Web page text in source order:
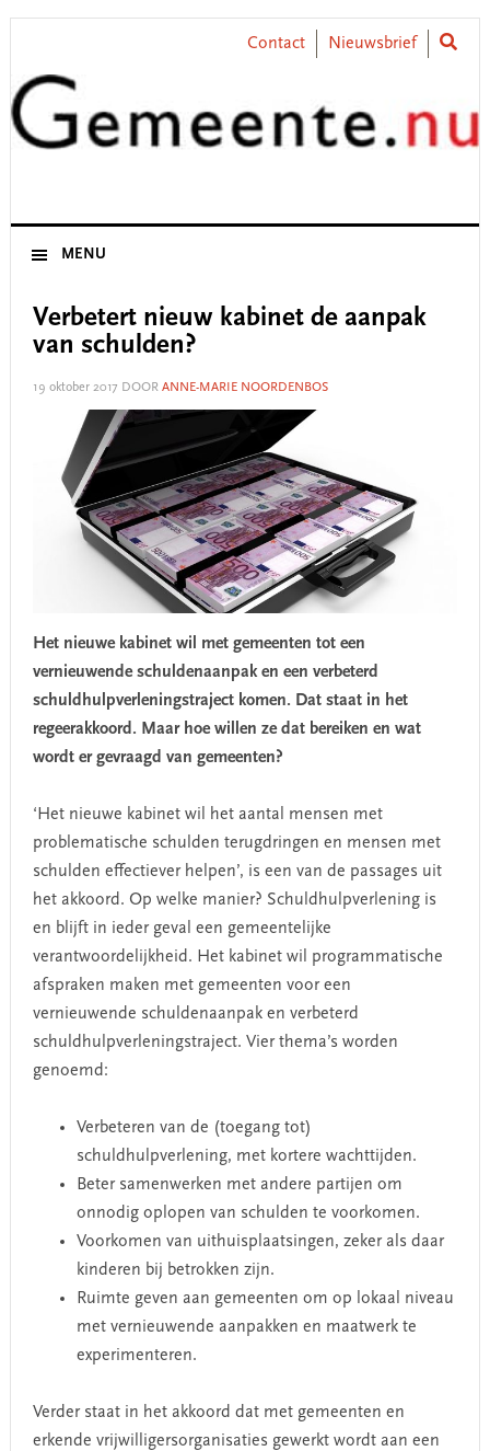
Skip
primary
navigation
Skip
content
Skip
primary
sidebar
Skip
footer
Contact Nieuwsbrief
MENU
Verbetert nieuw kabinet de aanpak
van schulden?
19 oktober 2017 DOOR ANNE-MARIE NOORDENBOS
Het nieuwe kabinet wil met gemeenten tot een
vernieuwende schuldenaanpak en een verbeterd
schuldhulpverleningstraject komen. Dat staat in het
regeerakkoord. Maar hoe willen ze dat bereiken en wat
wordt er gevraagd van gemeenten?
‘Het nieuwe kabinet wil het aantal mensen met
problematische schulden terugdringen en mensen met
schulden effectiever helpen’, is een van de passages uit
het akkoord. Op welke manier? Schuldhulpverlening is
en blijft in ieder geval een gemeentelijke
verantwoordelijkheid. Het kabinet wil programmatische
afspraken maken met gemeenten voor een
vernieuwende schuldenaanpak en verbeterd
schuldhulpverleningstraject. Vier thema’s worden
genoemd:
Verbeteren van de (toegang tot)
schuldhulpverlening, met kortere wachttijden.
Beter samenwerken met andere partijen om
onnodig oplopen van schulden te voorkomen.
Voorkomen van uithuisplaatsingen, zeker als daar
kinderen bij betrokken zijn.
Ruimte geven aan gemeenten om op lokaal niveau
met vernieuwende aanpakken en maatwerk te
experimenteren.
Verder staat in het akkoord dat met gemeenten en
erkende vrijwilligersorganisaties gewerkt wordt aan een